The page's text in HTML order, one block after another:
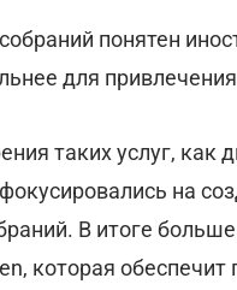
понятен
для
таких услуг, как
на
В итоге
которая